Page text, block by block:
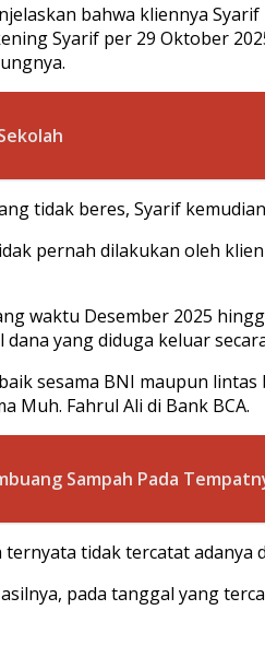
bahwa kliennya
Syarif per 29 Oktober
tidak beres, Syarif
pernah dilakukan oleh
waktu Desember 2025
yang diduga keluar
sesama BNI maupun lintas
Muh. Fahrul Ali di Bank BCA.
Sampah Pada
tidak tercatat
pada tanggal yang